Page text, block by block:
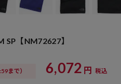
【NM72627】
まで） 6,072 円 税込